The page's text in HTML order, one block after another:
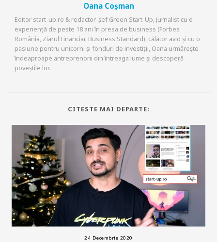
Oana Coșman
Editor start-up.ro & redactor-șef Green Start-Up, jurnalist cu o
experiență de peste 18 ani în presa de business (Forbes
România, Ziarul Financiar, Business Standard), călător avid și cu o
pasiune pentru unicorni și fonduri de investiții, Oana urmărește
îndeaproape antreprenorii din întreaga lume și descoperă
poveștile lor.
CITESTE MAI DEPARTE:
24 Decembrie 2020